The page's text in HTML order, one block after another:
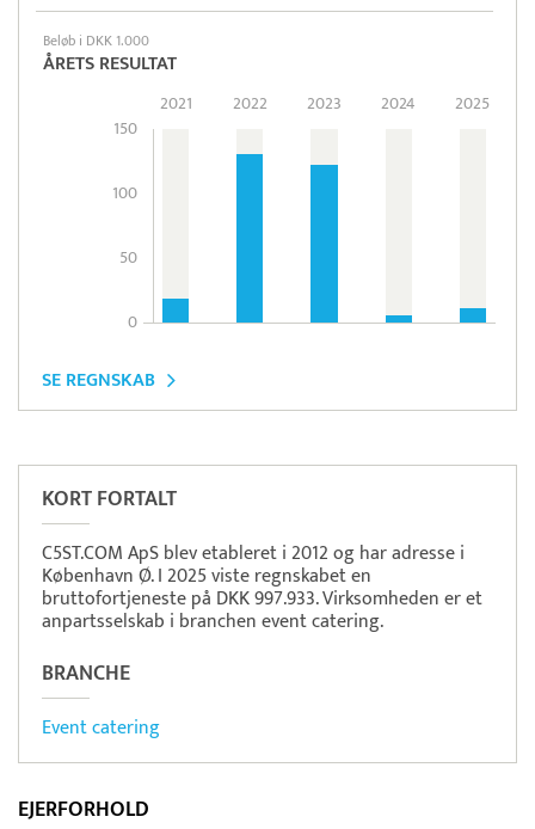
Beløb i DKK 1.000
ÅRETS RESULTAT
150
100
50
0
2021 2022 2023 2024 2025
SE REGNSKAB
KORT FORTALT
C5ST.COM ApS blev etableret i 2012 og har adresse i
København Ø. I 2025 viste regnskabet en
bruttofortjeneste på DKK 997.933. Virksomheden er et
anpartsselskab i branchen event catering.
BRANCHE
Event catering
EJERFORHOLD